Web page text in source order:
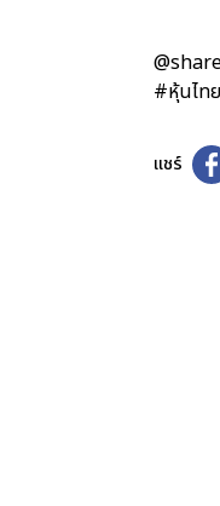
#หุ้นไท
แชร์